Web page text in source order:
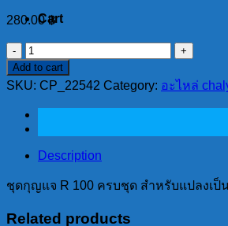
Cart
280.00฿
ชุด
กุญแจ
R
ครบ
ชุด
สำหรับ
เป็น
ล็อค
Add to cart
SKU: CP_22542 Category: อะไหล่
Description
ชุดกุญแจ R 100 ครบชุด สำหรับแปลงเป็
Related products